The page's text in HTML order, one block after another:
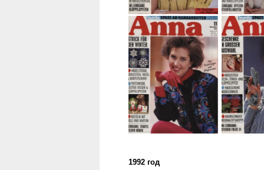
1992 год